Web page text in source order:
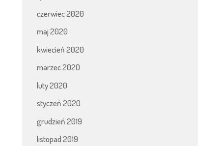
czerwiec 2020
maj 2020
kwiecień 2020
marzec 2020
luty 2020
styczeń 2020
grudzień 2019
listopad 2019